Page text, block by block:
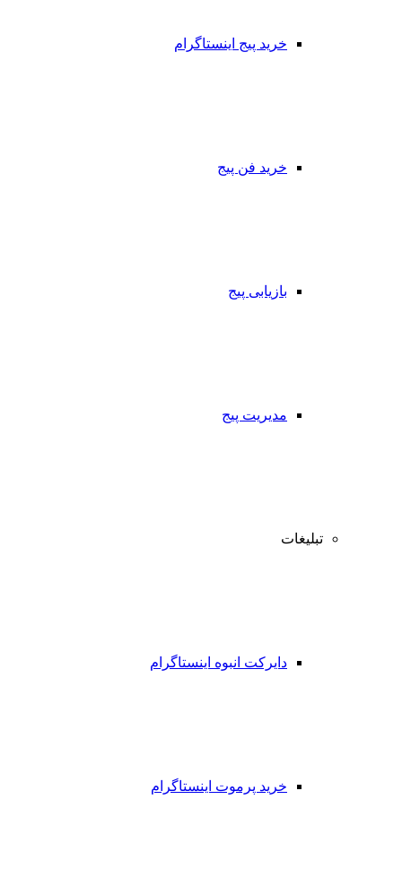
خرید پیج اینستاگرام
خرید فن پیج
بازیابی پیج
مدیریت پیج
تبلیغات
دایرکت انبوه اینستاگرام
خرید پرموت اینستاگرام